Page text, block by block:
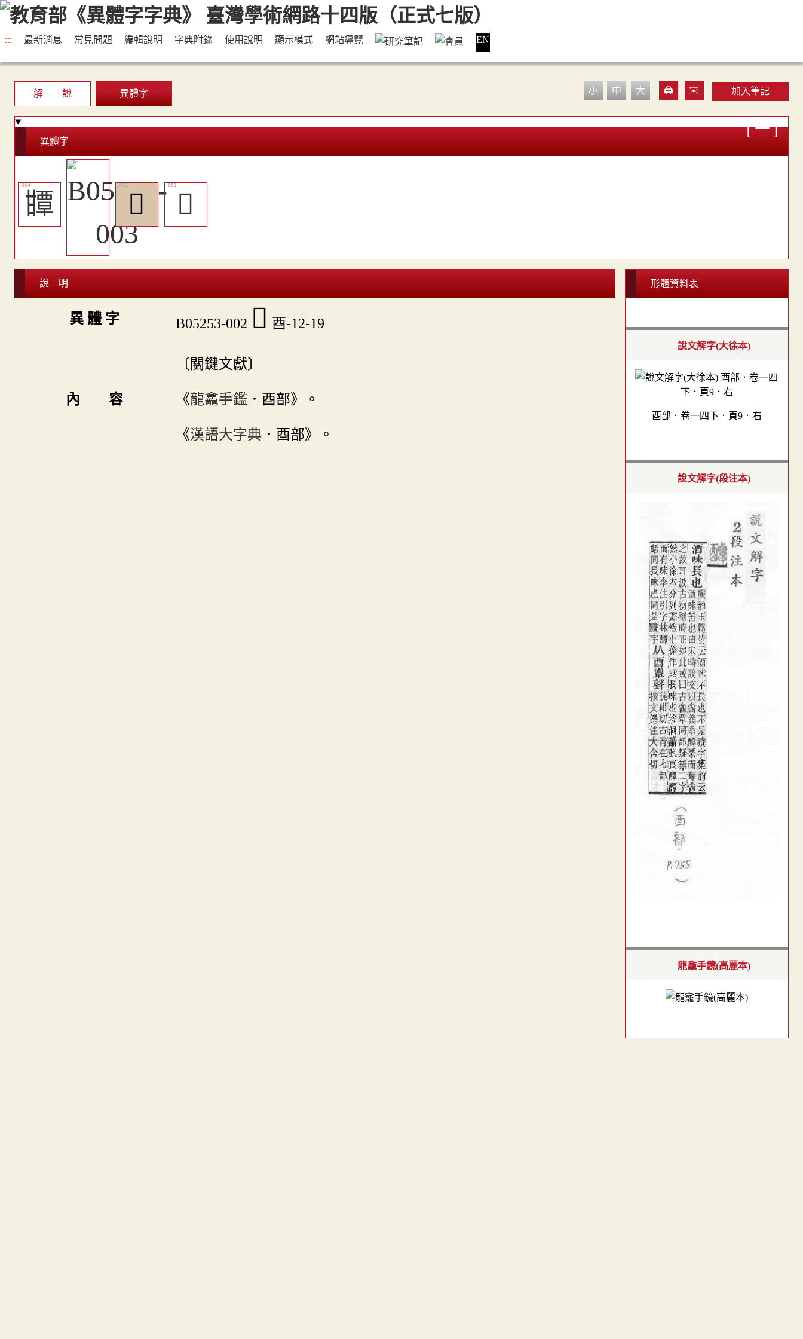
::: 最新消息 常見問題 編輯說明 字典附錄 使用說明 顯示模式 網站導覽 EN
解 說 異體字 小 中 大 | 🖨️ ✉️ | 加入筆記
異體字
㽑 󸹌 𨤌
說 明
異 體 字 B05253-002 󸹌 酉-12-19
內 容
〔關鍵文獻〕
《龍龕手鑑 ．酉部》。
《漢語大字典 ．酉部》。
形體資料表
說文解字(大徐本)
酉部．卷一四下．頁9．右
說文解字(段注本)
龍龕手鏡(高麗本)